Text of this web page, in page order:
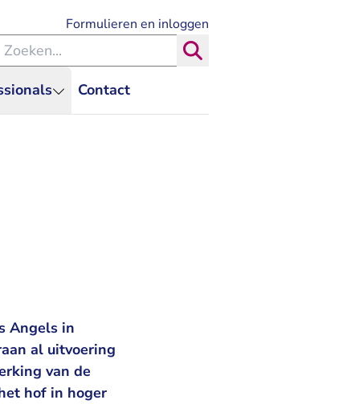
Contact
Formulieren en inloggen
binnen de Rechtspraak
Angels in
al uitvoering
van de
hof in hoger